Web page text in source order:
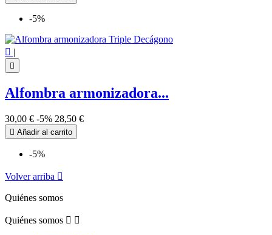
-5%
 |

Alfombra armonizadora...
30,00 € -5% 28,50 €
 Añadir al carrito
-5%
Volver arriba 
Quiénes somos
Quiénes somos  